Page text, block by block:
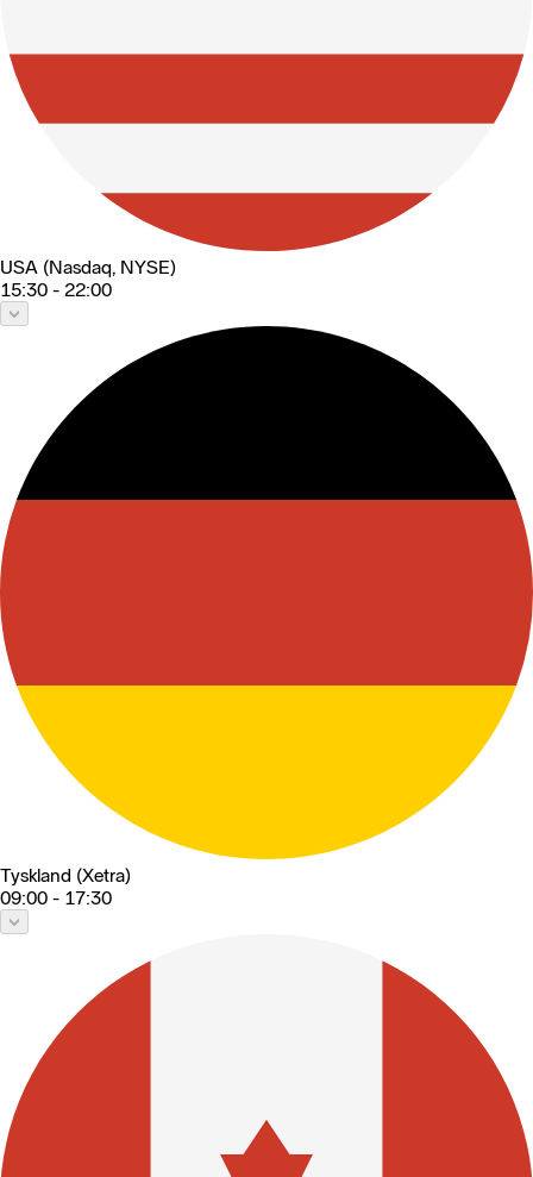
USA (Nasdaq, NYSE)
15:30 - 22:00
Tyskland (Xetra)
09:00 - 17:30